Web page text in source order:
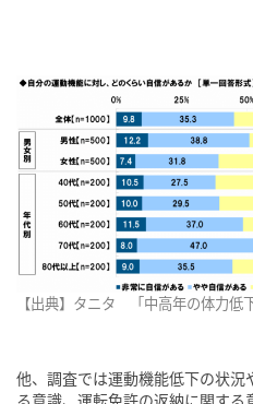
【出典】タニタ 「中高年の体力低
他、調査では運動機能低下の状
る意識、運転免許の返納に関する